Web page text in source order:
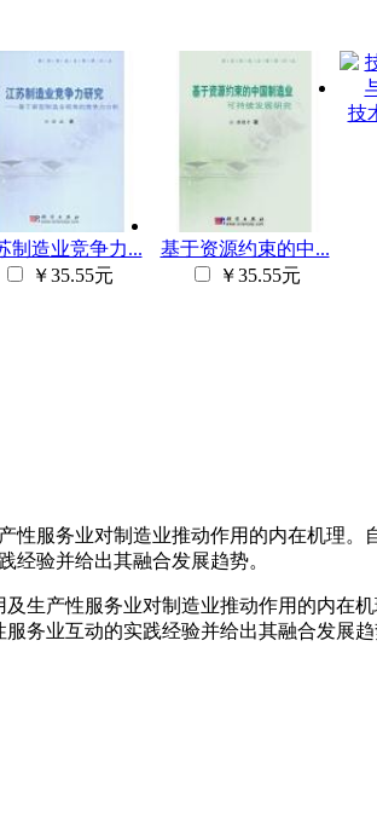
制造业竞争力...
￥35.55元
基于资源约束的中...
￥35.55元
技
服务业对制造业推动作用的内在机理
经验并给出其融合发展趋势。
生产性服务业对制造业推动作用的内在
务业互动的实践经验并给出其融合发展趋